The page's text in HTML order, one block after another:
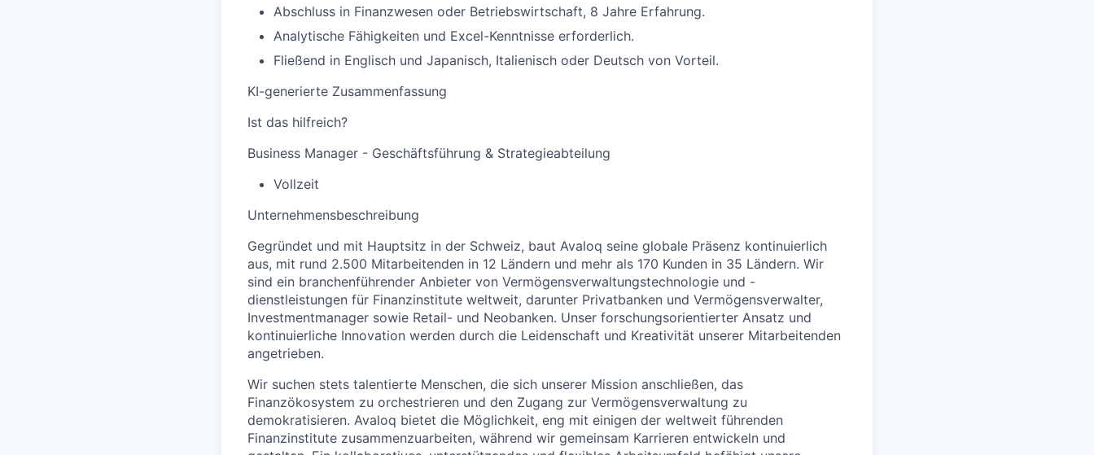
Abschluss in Finanzwesen oder Betriebswirtschaft, 8 Jahre Erfahrung.
Analytische Fähigkeiten und Excel-Kenntnisse erforderlich.
Fließend in Englisch und Japanisch, Italienisch oder Deutsch von Vorteil.
KI-generierte Zusammenfassung
Ist das hilfreich?
Business Manager - Geschäftsführung & Strategieabteilung
Vollzeit
Unternehmensbeschreibung
Gegründet und mit Hauptsitz in der Schweiz, baut Avaloq seine globale Präsenz kontinuierlich
aus, mit rund 2.500 Mitarbeitenden in 12 Ländern und mehr als 170 Kunden in 35 Ländern. Wir
sind ein branchenführender Anbieter von Vermögensverwaltungstechnologie und -
dienstleistungen für Finanzinstitute weltweit, darunter Privatbanken und Vermögensverwalter,
Investmentmanager sowie Retail- und Neobanken. Unser forschungsorientierter Ansatz und
kontinuierliche Innovation werden durch die Leidenschaft und Kreativität unserer Mitarbeitenden
angetrieben.
Wir suchen stets talentierte Menschen, die sich unserer Mission anschließen, das
Finanzökosystem zu orchestrieren und den Zugang zur Vermögensverwaltung zu
demokratisieren. Avaloq bietet die Möglichkeit, eng mit einigen der weltweit führenden
Finanzinstitute zusammenzuarbeiten, während wir gemeinsam Karrieren entwickeln und